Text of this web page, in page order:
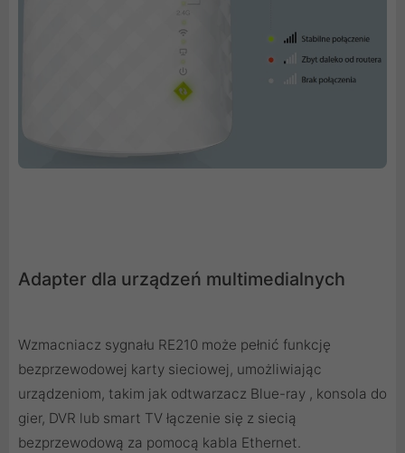
Adapter dla urządzeń multimedialnych
Wzmacniacz sygnału RE210 może pełnić funkcję
bezprzewodowej karty sieciowej, umożliwiając
urządzeniom, takim jak odtwarzacz Blue-ray , konsola do
gier, DVR lub smart TV łączenie się z siecią
bezprzewodową za pomocą kabla Ethernet.